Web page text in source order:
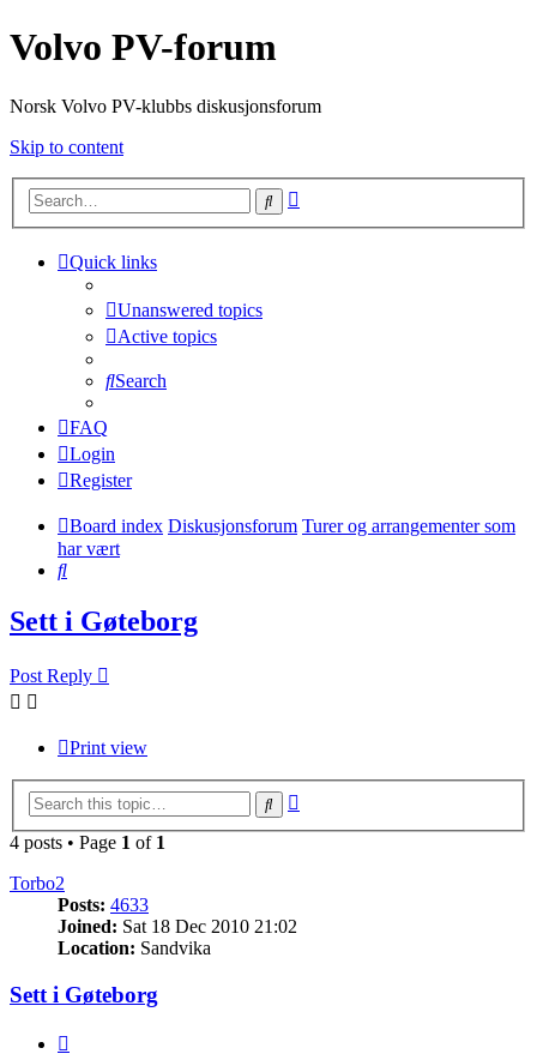
Volvo PV-forum
Norsk Volvo PV-klubbs diskusjonsforum
Skip to content
Search
Quick links
Unanswered topics
Active topics
Search
FAQ
Login
Register
Board index Diskusjonsforum Turer og arrangementer som
har vært
Search
Sett i Gøteborg
Post Reply
Print view
Search
4 posts • Page 1 of 1
Torbo2
Posts: 4633
Joined: Sat 18 Dec 2010 21:02
Location: Sandvika
Sett i Gøteborg